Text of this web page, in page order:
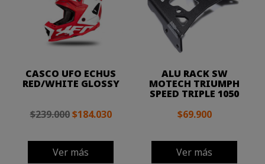
CASCO UFO ECHUS
RED/WHITE GLOSSY
$239.000 $184.030
Ver más
ALU RACK SW
MOTECH TRIUMPH
SPEED TRIPLE 1050
$69.900
Ver más